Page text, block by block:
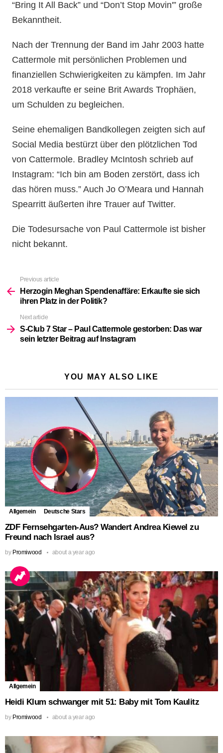
“Bring It All Back” und “Don’t Stop Movin'” große
Bekanntheit.
Nach der Trennung der Band im Jahr 2003 hatte
Cattermole mit persönlichen Problemen und
finanziellen Schwierigkeiten zu kämpfen. Im Jahr
2018 verkaufte er seine Brit Awards Trophäen,
um Schulden zu begleichen.
Seine ehemaligen Bandkollegen zeigten sich auf
Social Media bestürzt über den plötzlichen Tod
von Cattermole. Bradley McIntosh schrieb auf
Instagram: “Ich bin am Boden zerstört, dass ich
das hören muss.” Auch Jo O’Meara und Hannah
Spearritt äußerten ihre Trauer auf Twitter.
Die Todesursache von Paul Cattermole ist bisher
nicht bekannt.
more
Previous article
Herzogin Meghan Spendenaffäre: Erkaufte sie sich
ihren Platz in der Politik?
Next article
S-Club 7 Star – Paul Cattermole gestorben: Das war
sein letzter Beitrag auf Instagram
YOU MAY ALSO LIKE
Allgemein Deutsche Stars
ZDF Fernsehgarten-Aus? Wandert Andrea Kiewel zu
Freund nach Israel aus?
by Promiwood about a year ago
Allgemein
Heidi Klum schwanger mit 51: Baby mit Tom Kaulitz
by Promiwood about a year ago